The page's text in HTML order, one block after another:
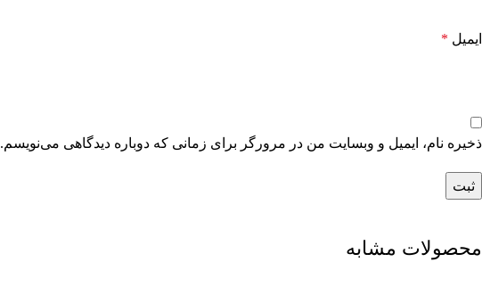
ایمیل *
ذخیره نام، ایمیل و وبسایت من در مرورگر برای زمانی که دوباره دیدگاهی می‌نویسم.
محصولات مشابه